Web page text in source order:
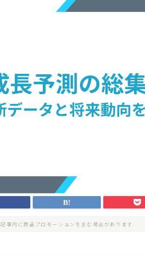
記事内に商品プロモーションを含む場合があります